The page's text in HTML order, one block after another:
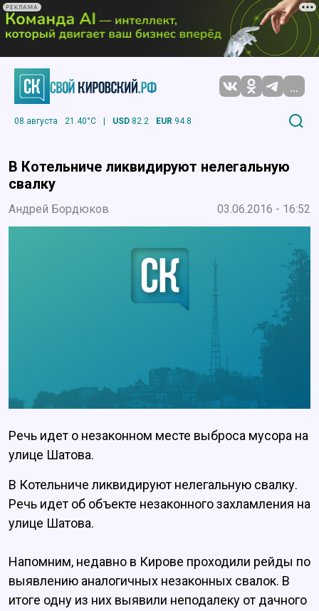
РЕКЛАМА
...
08 августа 21.40°C | USD 82.2 EUR 94.8
В Котельниче ликвидируют нелегальную
свалку
Андрей Бордюков 03.06.2016 - 16:52
Речь идет о незаконном месте выброса мусора на
улице Шатова.
В Котельниче ликвидируют нелегальную свалку.
Речь идет об объекте незаконного захламления на
улице Шатова.
Напомним, недавно в Кирове проходили рейды по
выявлению аналогичных незаконных свалок. В
итоге одну из них выявили неподалеку от дачного